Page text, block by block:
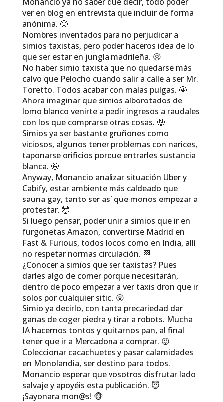
ver en blog en entrevista que incluir de forma
anónima. 🙂
Nombres inventados para no perjudicar a
simios taxistas, pero poder haceros idea de lo
que ser estar en jungla madrileña. 😣
No haber simio taxista que no quedarse más
calvo que Pelocho cuando salir a calle a ser Mr.
Toretto. Todos acabar con malas pulgas. 🤬
Ahora imaginar que simios alborotados de
lomo blanco venirte a pedir ingresos a raudales
con los que comprarse otras cosas. 🤑
Simios ya ser bastante gruñones como
viciosos, algunos tener problemas con narices,
taponarse orificios porque entrarles sustancia
blanca. 🤪
Anyway, Monancio analizar situación Uber y
Cabify, estar ambiente más caldeado que
sauna gay, tanto ser así que monos empezar a
protestar. 🤯
Si luego pensar, poder unir a simios que ir en
furgonetas Amazon, convertirse Madrid en
Fast & Furious, todos locos como en India, allí
no respetar normas circulación. 🏁
¿Conocer a simios que ser taxistas? Pues
darles algo de comer porque necesitarán,
dentro de poco empezar a ver taxis dron que ir
solos por cualquier sitio. 😲
Simio ya decirlo, con tanta precariedad dar
ganas de coger piedra y tirar a robots. Mucha
IA hacernos tontos y quitarnos pan, al final
tener que ir a Mercadona a comprar. 😝
Coleccionar cacachuetes y pasar calamidades
en Monolandia, ser destino para todos.
Monancio esperar que vosotros disfrutar lado
salvaje y apoyéis esta publicación. 😇
¡Sayonara mon@s! 🐵